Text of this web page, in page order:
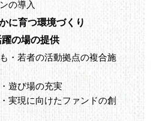
の導入
に育つ環境づくり
の場の提供
・若者の活動拠点の複合施
遊び場の充実
実現に向けたファンドの創